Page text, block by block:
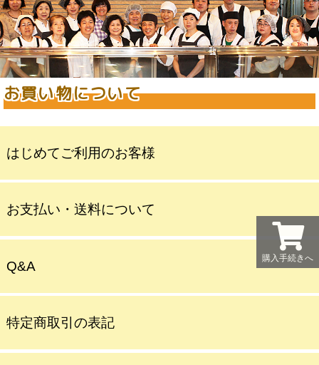
お買い物について
はじめてご利用のお客様
お支払い・送料について
Q&A
特定商取引の表記
購入手続きへ